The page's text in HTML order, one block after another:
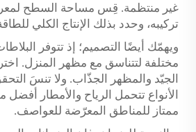
غير منتظمة. قِس مساحة السطح
تركيبه، وحدد بذلك الإنتاج الكلي
ويهمّك أيضًا التصميم؛ إذ تتوفر
مختلفة لتتناسق مع مظهر المنزل. اختر
الجيّد والمظهر الجذّاب. ولا تنسَ
الأنواع تتحمل الرياح والأمطار أفضل
ممتاز للمناطق المعرّضة للعواصف.